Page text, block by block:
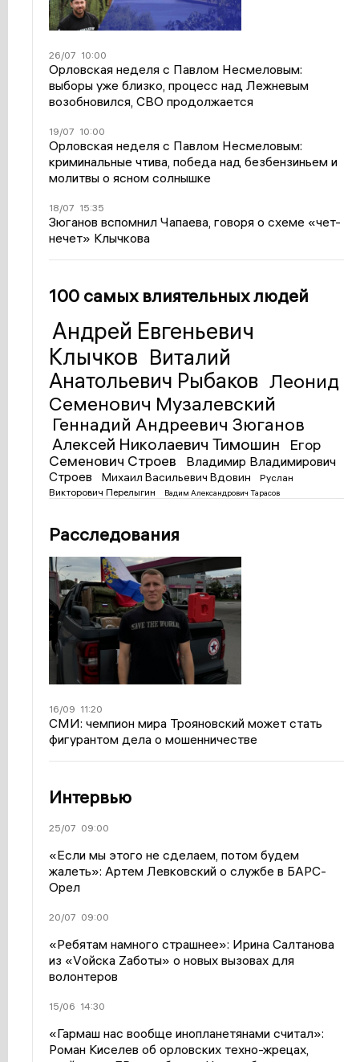
26/07 10:00
Орловская неделя с Павлом Несмеловым:
выборы уже близко, процесс над Лежневым
возобновился, СВО продолжается
19/07 10:00
Орловская неделя с Павлом Несмеловым:
криминальные чтива, победа над безбензиньем и
молитвы о ясном солнышке
18/07 15:35
Зюганов вспомнил Чапаева, говоря о схеме «чет-
нечет» Клычкова
100 самых влиятельных людей
Андрей Евгеньевич
Клычков Виталий
Анатольевич Рыбаков Леонид
Семенович Музалевский
Геннадий Андреевич Зюганов
Алексей Николаевич Тимошин
Егор
Семенович Строев
Владимир Владимирович
Строев
Михаил Васильевич Вдовин
Руслан
Викторович Перелыгин
Вадим Александрович Тарасов
Расследования
16/09 11:20
СМИ: чемпион мира Трояновский может стать
фигурантом дела о мошенничестве
Интервью
25/07 09:00
«Если мы этого не сделаем, потом будем
жалеть»: Артем Левковский о службе в БАРС-
Орел
20/07 09:00
«Ребятам намного страшнее»: Ирина Салтанова
из «Vойска Zаботы» о новых вызовах для
волонтеров
15/06 14:30
«Гармаш нас вообще инопланетянами считал»:
Роман Киселев об орловских техно-жрецах,